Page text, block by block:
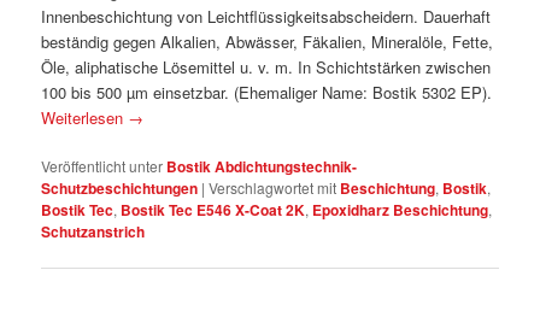
Innenbeschichtung von Leichtflüssigkeitsabscheidern. Dauerhaft
beständig gegen Alkalien, Abwässer, Fäkalien, Mineralöle, Fette,
Öle, aliphatische Lösemittel u. v. m. In Schichtstärken zwischen
100 bis 500 µm einsetzbar. (Ehemaliger Name: Bostik 5302 EP).
Weiterlesen →
Veröffentlicht unter Bostik Abdichtungstechnik-
Schutzbeschichtungen |Verschlagwortet mit Beschichtung, Bostik,
Bostik Tec, Bostik Tec E546 X-Coat 2K, Epoxidharz Beschichtung,
Schutzanstrich